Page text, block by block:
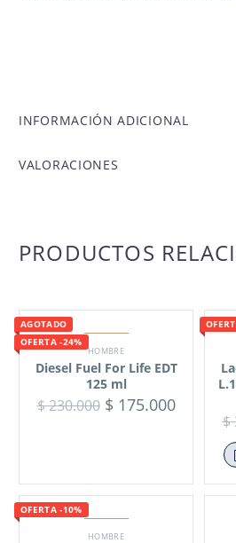
INFORMACIÓN ADICIONAL
VALORACIONES
PRODUCTOS
AGOTADO
OFERTA -24%
HOMBRE
Diesel Fuel For Life EDT
125 ml
$230.000 $ 175.000
$
OFERTA -10%
HOMBRE